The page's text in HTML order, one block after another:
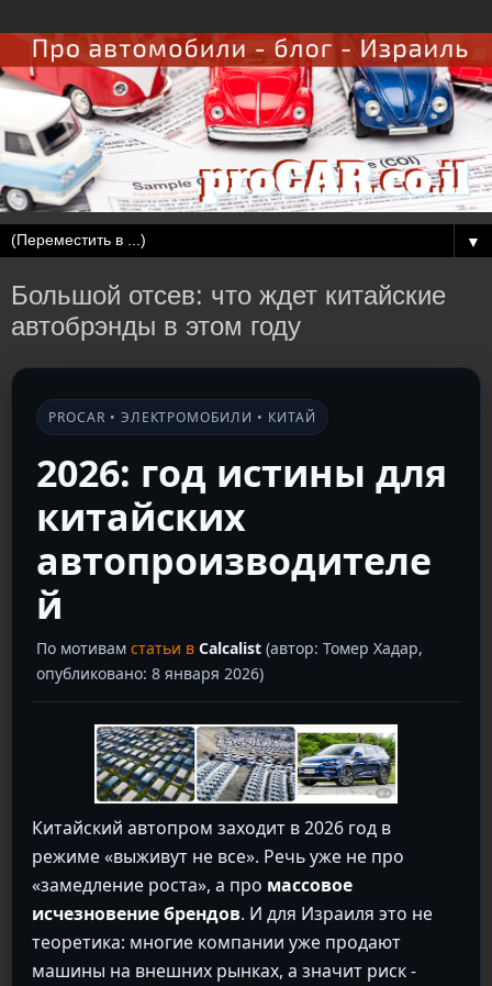
▼
Большой отсев: что ждет китайские
автобрэнды в этом году
PROCAR • ЭЛЕКТРОМОБИЛИ • КИТАЙ
2026: год истины для
китайских
автопроизводителе
й
По мотивам статьи в Calcalist (автор: Томер Хадар,
опубликовано: 8 января 2026)
Китайский автопром заходит в 2026 год в
режиме «выживут не все». Речь уже не про
«замедление роста», а про массовое
исчезновение брендов. И для Израиля это не
теоретика: многие компании уже продают
машины на внешних рынках, а значит риск -